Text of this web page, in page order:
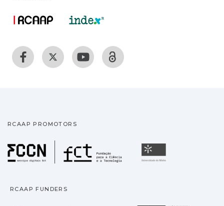
RCAAP PROMOTORS
Fundação para a
RCAAP FUNDERS